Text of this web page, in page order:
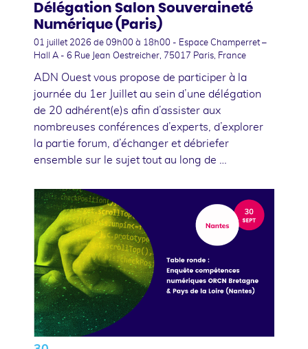
Délégation Salon Souveraineté
Numérique (Paris)
01 juillet 2026 de 09h00 à 18h00 - Espace Champerret –
Hall A - 6 Rue Jean Oestreicher, 75017 Paris, France
ADN Ouest vous propose de participer à la
journée du 1er Juillet au sein d’une délégation
de 20 adhérent(e)s afin d’assister aux
nombreuses conférences d’experts, d’explorer
la partie forum, d’échanger et débriefer
ensemble sur le sujet tout au long de …